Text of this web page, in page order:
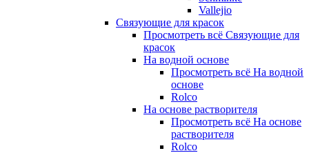
Vallejio
Связующие для красок
Просмотреть всё Связующие для
красок
На водной основе
Просмотреть всё На водной
основе
Rolco
На основе растворителя
Просмотреть всё На основе
растворителя
Rolco